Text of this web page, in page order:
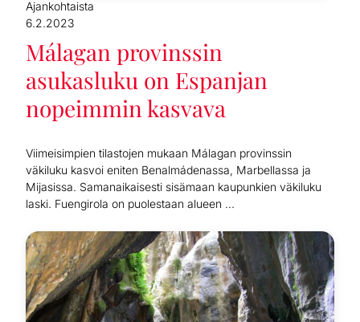
Ajankohtaista
6.2.2023
Málagan provinssin
asukasluku on Espanjan
nopeimmin kasvava
Viimeisimpien tilastojen mukaan Málagan provinssin
väkiluku kasvoi eniten Benalmádenassa, Marbellassa ja
Mijasissa. Samanaikaisesti sisämaan kaupunkien väkiluku
laski. Fuengirola on puolestaan alueen ...